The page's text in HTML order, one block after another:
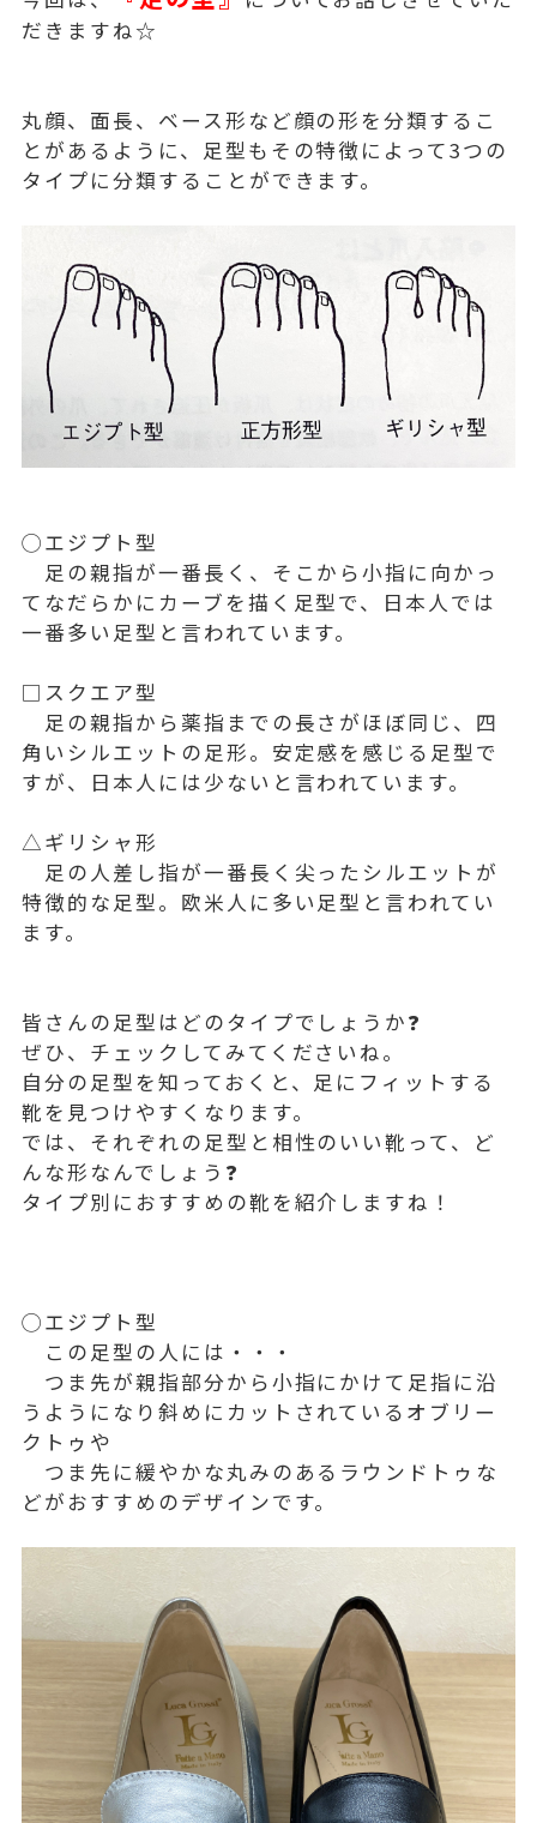
だきますね☆
丸顔、面長、ベース形など顔の形を分類するこ
とがあるように、足型もその特徴によって3つの
タイプに分類することができます。
◯エジプト型
足の親指が一番長く、そこから小指に向かっ
てなだらかにカーブを描く足型で、日本人では
一番多い足型と言われています。
□スクエア型
足の親指から薬指までの長さがほぼ同じ、四
角いシルエットの足形。安定感を感じる足型で
すが、日本人には少ないと言われています。
△ギリシャ形
足の人差し指が一番長く尖ったシルエットが
特徴的な足型。欧米人に多い足型と言われてい
ます。
皆さんの足型はどのタイプでしょうか❓
ぜひ、チェックしてみてくださいね。
自分の足型を知っておくと、足にフィットする
靴を見つけやすくなります。
では、それぞれの足型と相性のいい靴って、ど
んな形なんでしょう❓
タイプ別におすすめの靴を紹介しますね！
◯エジプト型
この足型の人には・・・
つま先が親指部分から小指にかけて足指に沿
うようになり斜めにカットされているオブリー
クトゥや
つま先に緩やかな丸みのあるラウンドトゥな
どがおすすめのデザインです。